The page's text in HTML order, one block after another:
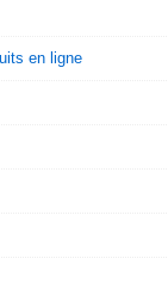
en ligne